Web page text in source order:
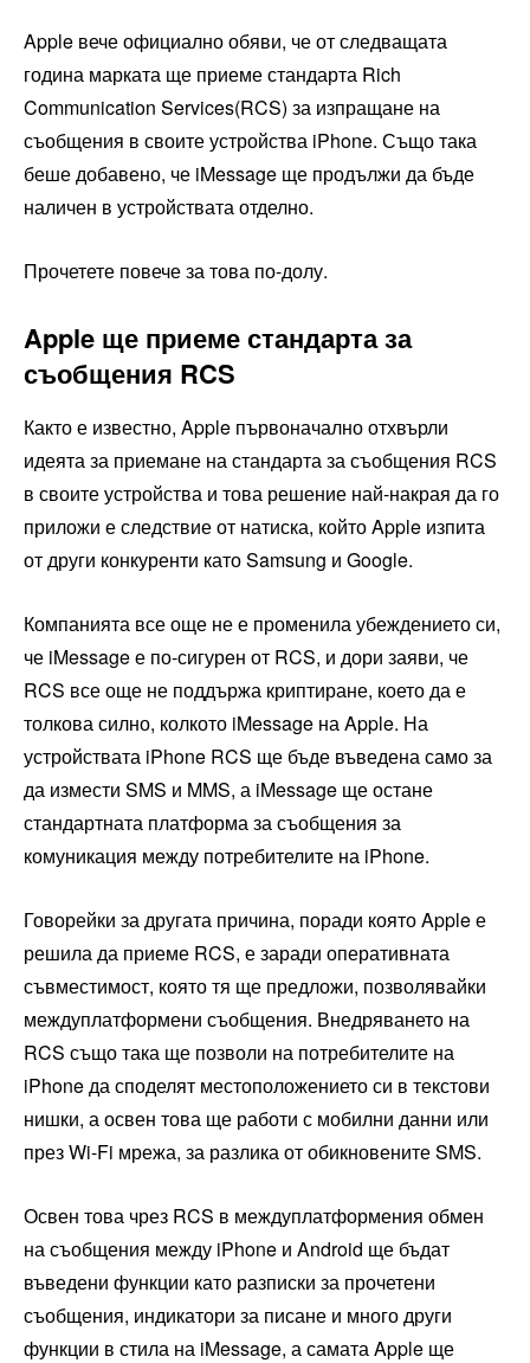
Apple вече официално обяви, че от следващата
година марката ще приеме стандарта Rich
Communication Services(RCS) за изпращане на
съобщения в своите устройства iPhone. Също така
беше добавено, че iMessage ще продължи да бъде
наличен в устройствата отделно.
Прочетете повече за това по-долу.
Apple ще приеме стандарта за
съобщения RCS
Както е известно, Apple първоначално отхвърли
идеята за приемане на стандарта за съобщения RCS
в своите устройства и това решение най-накрая да го
приложи е следствие от натиска, който Apple изпита
от други конкуренти като Samsung и Google.
Компанията все още не е променила убеждението си,
че iMessage е по-сигурен от RCS, и дори заяви, че
RCS все още не поддържа криптиране, което да е
толкова силно, колкото iMessage на Apple. На
устройствата iPhone RCS ще бъде въведена само за
да измести SMS и MMS, а iMessage ще остане
стандартната платформа за съобщения за
комуникация между потребителите на iPhone.
Говорейки за другата причина, поради която Apple е
решила да приеме RCS, е заради оперативната
съвместимост, която тя ще предложи, позволявайки
междуплатформени съобщения. Внедряването на
RCS също така ще позволи на потребителите на
iPhone да споделят местоположението си в текстови
нишки, а освен това ще работи с мобилни данни или
през Wi-Fi мрежа, за разлика от обикновените SMS.
Освен това чрез RCS в междуплатформения обмен
на съобщения между iPhone и Android ще бъдат
въведени функции като разписки за прочетени
съобщения, индикатори за писане и много други
функции в стила на iMessage, а самата Apple ще